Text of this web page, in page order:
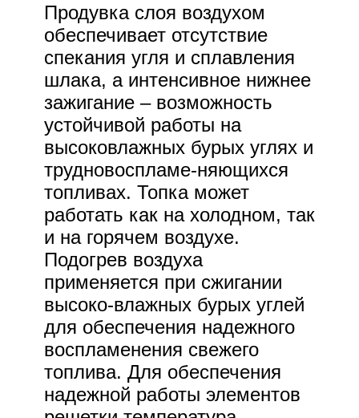
Продувка слоя воздухом
обеспечивает отсутствие
спекания угля и сплавления
шлака, а интенсивное нижнее
зажигание – возможность
устойчивой работы на
высоковлажных бурых углях и
трудновоспламе-няющихся
топливах. Топка может
работать как на холодном, так
и на горячем воздухе.
Подогрев воздуха
применяется при сжигании
высоко-влажных бурых углей
для обеспечения надежного
воспламенения свежего
топлива. Для обеспечения
надежной работы элементов